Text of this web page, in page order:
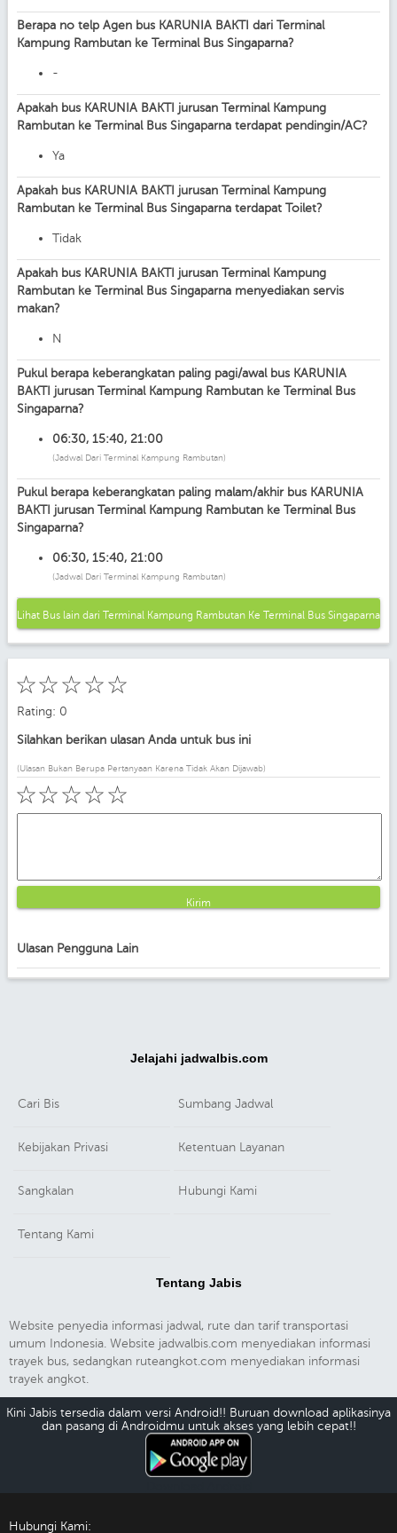
Berapa no telp Agen bus KARUNIA BAKTI dari Terminal
Kampung Rambutan ke Terminal Bus Singaparna?
-
Apakah bus KARUNIA BAKTI jurusan Terminal Kampung
Rambutan ke Terminal Bus Singaparna terdapat pendingin/AC?
Ya
Apakah bus KARUNIA BAKTI jurusan Terminal Kampung
Rambutan ke Terminal Bus Singaparna terdapat Toilet?
Tidak
Apakah bus KARUNIA BAKTI jurusan Terminal Kampung
Rambutan ke Terminal Bus Singaparna menyediakan servis
makan?
N
Pukul berapa keberangkatan paling pagi/awal bus KARUNIA
BAKTI jurusan Terminal Kampung Rambutan ke Terminal Bus
Singaparna?
06:30, 15:40, 21:00
(Jadwal Dari Terminal Kampung Rambutan)
Pukul berapa keberangkatan paling malam/akhir bus KARUNIA
BAKTI jurusan Terminal Kampung Rambutan ke Terminal Bus
Singaparna?
06:30, 15:40, 21:00
(Jadwal Dari Terminal Kampung Rambutan)
Lihat Bus lain dari Terminal Kampung Rambutan Ke Terminal Bus Singaparna
☆
☆
☆
☆
☆
Rating: 0
Silahkan berikan ulasan Anda untuk bus ini
(Ulasan Bukan Berupa Pertanyaan Karena Tidak Akan Dijawab)
☆
☆
☆
☆
☆
Kirim
Ulasan Pengguna Lain
Jelajahi jadwalbis.com
Cari Bis Sumbang Jadwal
Kebijakan Privasi Ketentuan Layanan
Sangkalan Hubungi Kami
Tentang Kami
Tentang Jabis
Website penyedia informasi jadwal, rute dan tarif transportasi
umum Indonesia. Website jadwalbis.com menyediakan informasi
trayek bus, sedangkan ruteangkot.com menyediakan informasi
trayek angkot.
Kini Jabis tersedia dalam versi Android!! Buruan download aplikasinya
dan pasang di Androidmu untuk akses yang lebih cepat!!
Hubungi Kami: